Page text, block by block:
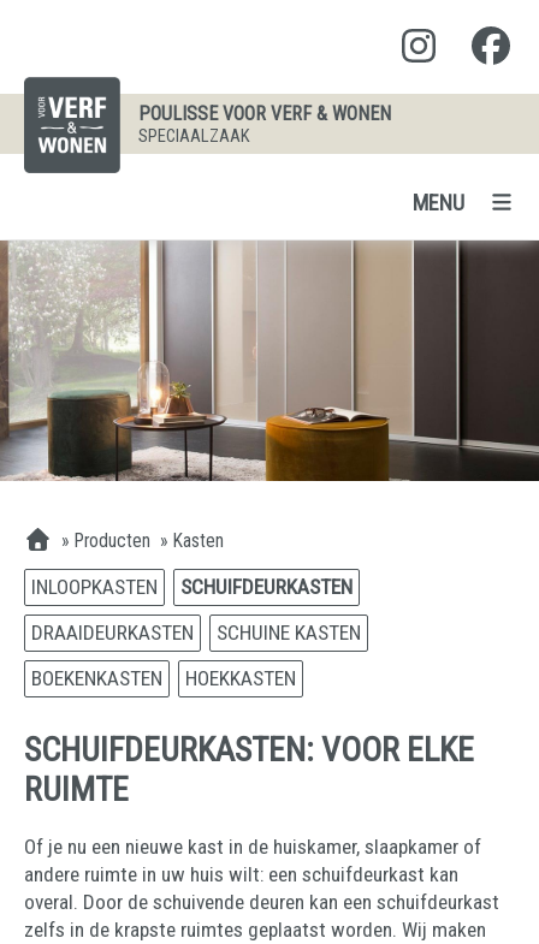
POULISSE VOOR VERF & WONEN
SPECIAALZAAK
MENU
» Producten » Kasten
INLOOPKASTEN
SCHUIFDEURKASTEN
DRAAIDEURKASTEN
SCHUINE KASTEN
BOEKENKASTEN
HOEKKASTEN
SCHUIFDEURKASTEN: VOOR ELKE
RUIMTE
Of je nu een nieuwe kast in de huiskamer, slaapkamer of
andere ruimte in uw huis wilt: een schuifdeurkast kan
overal. Door de schuivende deuren kan een schuifdeurkast
zelfs in de krapste ruimtes geplaatst worden. Wij maken